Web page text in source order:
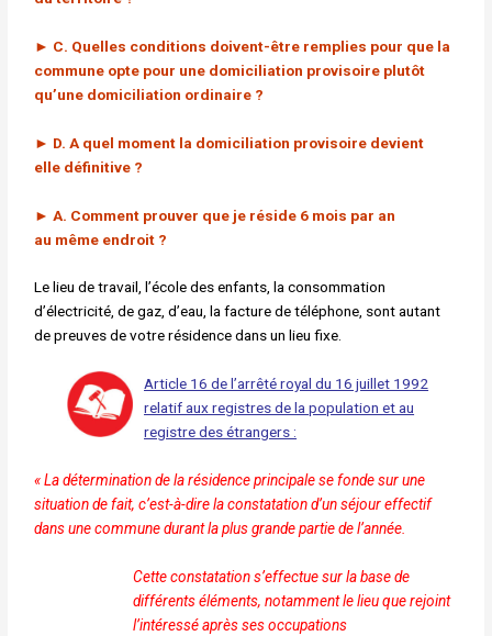
► C. Quelles conditions doivent-être remplies pour que la
commune opte pour une domiciliation provisoire plutôt
qu’une domiciliation ordinaire ?
► D. A quel moment la domiciliation provisoire devient
elle définitive ?
►A. Comment prouver que je réside 6 mois par an
au même endroit ?
Le lieu de travail, l’école des enfants, la consommation
d’électricité, degaz, d’eau, la facture de téléphone, sont autant
de preuves de votrerésidence dans un lieu fixe.
Article 16 de l’arrêté royal du 16 juillet 1992
relatif aux registres de la population et au
registre des étrangers :
« La détermination de la résidence principale se fonde surune
situation de fait, c’est-à-dire la constatation d’un séjoureffectif
dans une commune durant la plus grande partie del’année.
Cette constatation s’effectue sur la base de
différentséléments, notamment le lieu que rejoint
l’intéressé aprèsses occupations